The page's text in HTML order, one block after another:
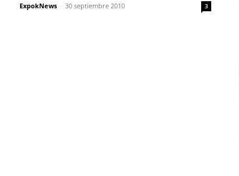
ExpokNews - 30 septiembre 2010 3